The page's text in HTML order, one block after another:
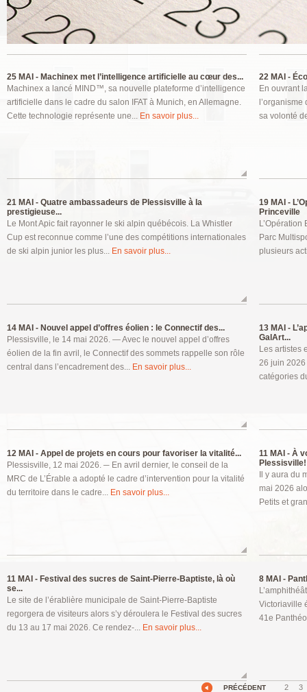
25 MAI - Machinex met l’intelligence artificielle au cœur des...
Machinex a lancé MIND™, sa nouvelle plateforme d’intelligence
artificielle dans le cadre du salon IFAT à Munich, en Allemagne.
Cette technologie représente une... En savoir plus...
22 MAI -
En ouvrant
sa volonté
21 MAI - Quatre ambassadeurs de Plessisville à la
prestigieuse...
Le Mont Apic fait rayonner le ski alpin québécois. La Whistler
Cup est reconnue comme l’une des compétitions internationales
de ski alpin junior les plus... En savoir plus...
19 MAI -
Princeville
Parc
plusieurs
14 MAI - Nouvel appel d’offres éolien : le Connectif des...
Plessisville, le 14 mai 2026. — Avec le nouvel appel d’offres
éolien de la fin avril, le Connectif des sommets rappelle son rôle
central dans l’encadrement des... En savoir plus...
13 MAI -
GalArt...
Les artistes
26 juin 2026
catégories
12 MAI - Appel de projets en cours pour favoriser la vitalité...
Plessisville, 12 mai 2026. ─ En avril dernier, le conseil de la
MRC de L’Érable a adopté le cadre d’intervention pour la vitalité
du territoire dans le cadre... En savoir plus...
11 MAI - À
Plessisville!
Il y aura du
mai 2026
Petits et
11 MAI - Festival des sucres de Saint-Pierre-Baptiste, là où
se...
Le site de l’érablière municipale de Saint-Pierre-Baptiste
regorgera de visiteurs alors s’y déroulera le Festival des sucres
du 13 au 17 mai 2026. Ce rendez-... En savoir plus...
8 MAI -
Victoriaville
41e
Pages
PRÉCÉDENT 2 3